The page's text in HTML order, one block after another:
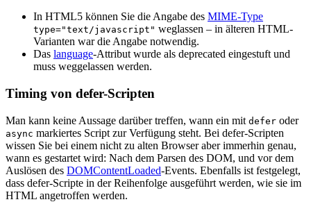
In HTML5 können Sie die Angabe des MIME-Type
type="text/javascript" weglassen – in älteren HTML-
Varianten war die Angabe notwendig.
Das language-Attribut wurde als deprecated eingestuft und
muss weggelassen werden.
Timing von defer-Scripten
Man kann keine Aussage darüber treffen, wann ein mit defer oder
async markiertes Script zur Verfügung steht. Bei defer-Scripten
wissen Sie bei einem nicht zu alten Browser aber immerhin genau,
wann es gestartet wird: Nach dem Parsen des DOM, und vor dem
Auslösen des DOMContentLoaded-Events. Ebenfalls ist festgelegt,
dass defer-Scripte in der Reihenfolge ausgeführt werden, wie sie im
HTML angetroffen werden.